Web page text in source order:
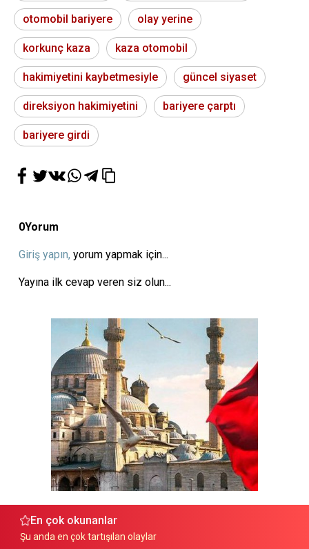
otomobil bariyere olay yerine
korkunç kaza kaza otomobil
hakimiyetini kaybetmesiyle güncel siyaset
direksiyon hakimiyetini bariyere çarptı
bariyere girdi
0Yorum
Giriş yapın, yorum yapmak için...
Yayına ilk cevap veren siz olun...
En çok okunanlar
Şu anda en çok tartışılan olaylar